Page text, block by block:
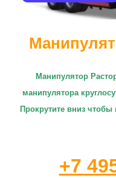
Манипулятор
манипулятора
Прокрутите вниз
+7